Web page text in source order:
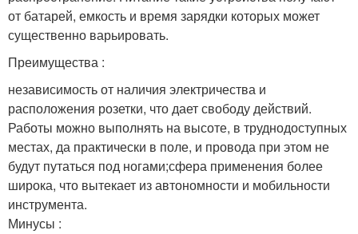
от батарей, емкость и время зарядки которых может
существенно варьировать.
Преимущества :
независимость от наличия электричества и
расположения розетки, что дает свободу действий.
Работы можно выполнять на высоте, в труднодоступных
местах, да практически в поле, и провода при этом не
будут путаться под ногами;сфера применения более
широка, что вытекает из автономности и мобильности
инструмента.
Минусы :